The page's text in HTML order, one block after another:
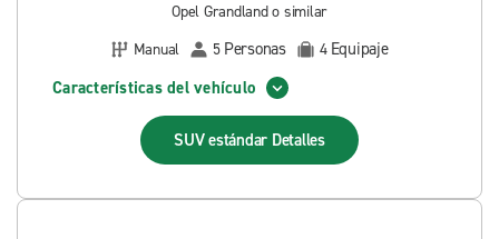
Opel Grandland o similar
Manual
5 Personas 4 Equipaje
Características del vehículo
SUV estándar Detalles